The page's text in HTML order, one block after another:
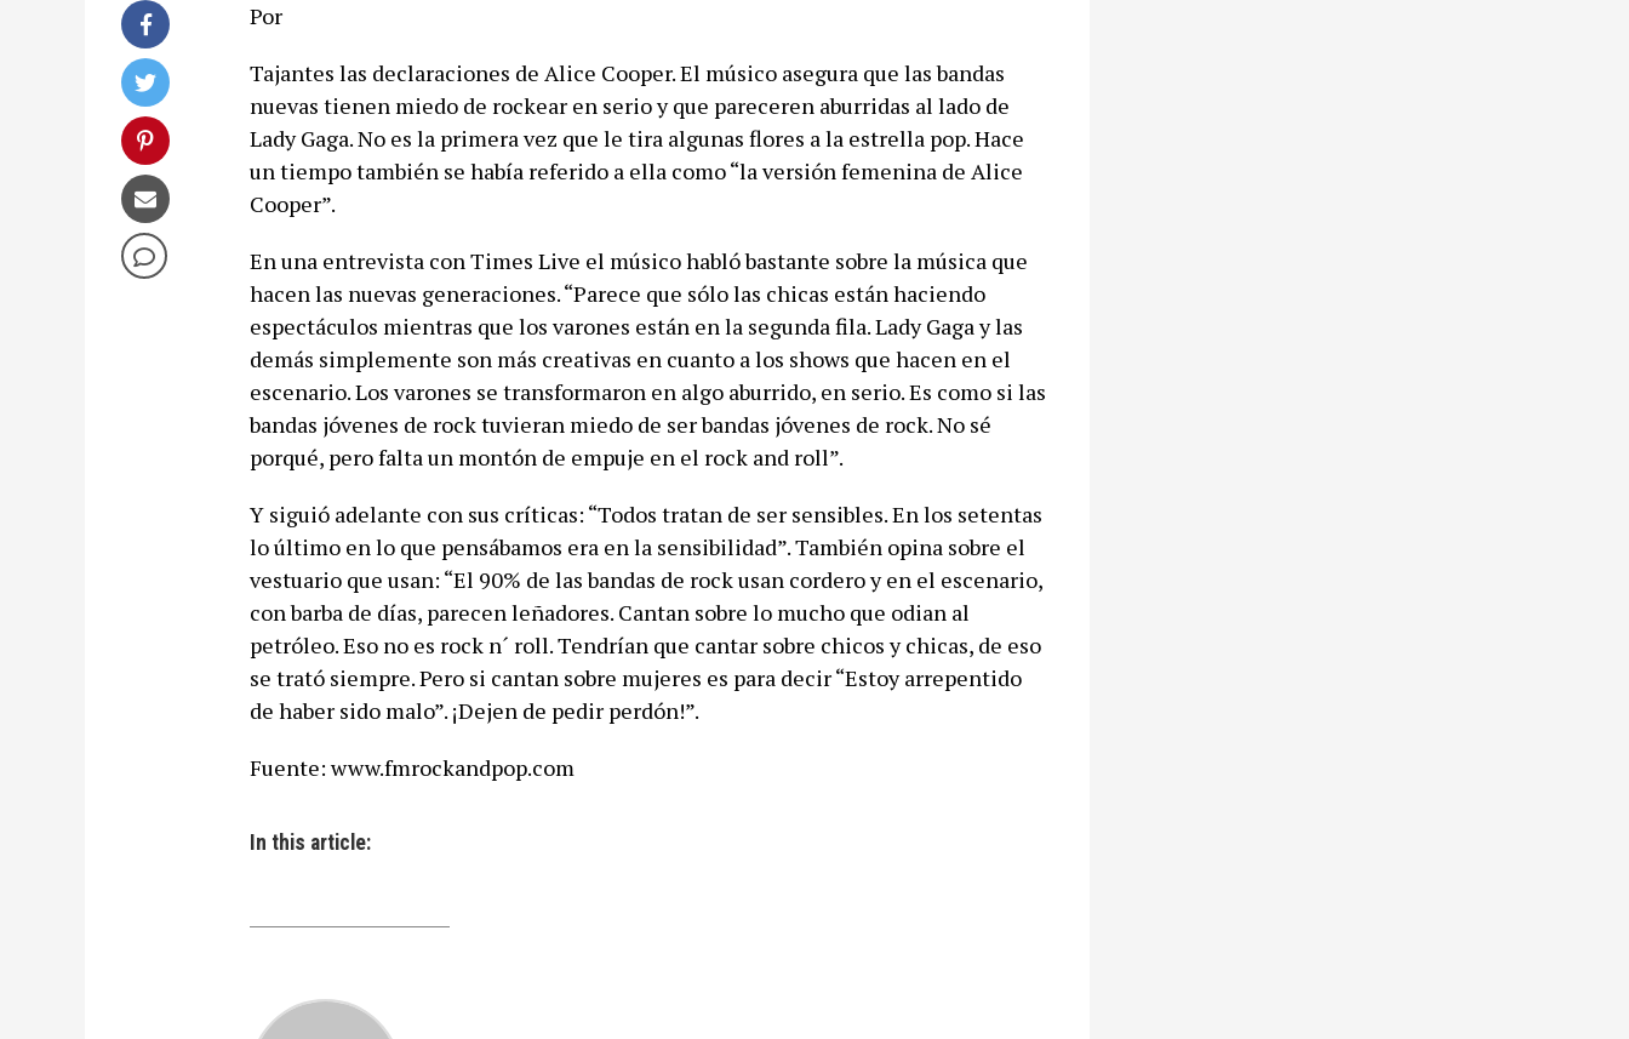
Por
Tajantes las declaraciones de Alice Cooper. El músico asegura que las bandas
nuevas tienen miedo de rockear en serio y que pareceren aburridas al lado de
Lady Gaga. No es la primera vez que le tira algunas flores a la estrella pop. Hace
un tiempo también se había referido a ella como “la versión femenina de Alice
Cooper”.
En una entrevista con Times Live el músico habló bastante sobre la música que
hacen las nuevas generaciones. “Parece que sólo las chicas están haciendo
espectáculos mientras que los varones están en la segunda fila. Lady Gaga y las
demás simplemente son más creativas en cuanto a los shows que hacen en el
escenario. Los varones se transformaron en algo aburrido, en serio. Es como si las
bandas jóvenes de rock tuvieran miedo de ser bandas jóvenes de rock. No sé
porqué, pero falta un montón de empuje en el rock and roll”.
Y siguió adelante con sus críticas: “Todos tratan de ser sensibles. En los setentas
lo último en lo que pensábamos era en la sensibilidad”. También opina sobre el
vestuario que usan: “El 90% de las bandas de rock usan cordero y en el escenario,
con barba de días, parecen leñadores. Cantan sobre lo mucho que odian al
petróleo. Eso no es rock n´ roll. Tendrían que cantar sobre chicos y chicas, de eso
se trató siempre. Pero si cantan sobre mujeres es para decir “Estoy arrepentido
de haber sido malo”. ¡Dejen de pedir perdón!”.
Fuente: www.fmrockandpop.com
In this article: